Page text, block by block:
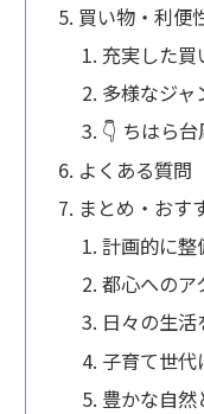
買い物・利便
充実した買
多様なジャ
👇 ちはら
よくある質問
まとめ・おす
計画的に整
都心へのア
日々の生
子育て世
豊かな自然